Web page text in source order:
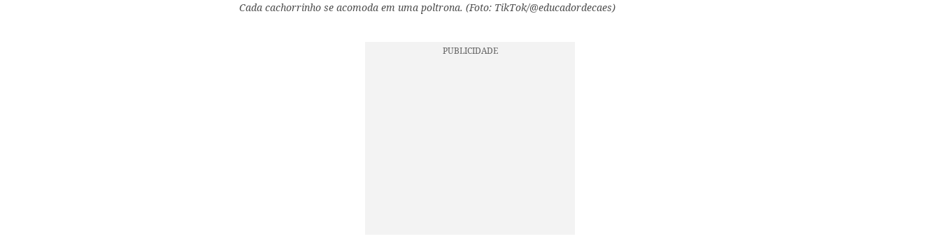
Cada cachorrinho se acomoda em uma poltrona. (Foto: TikTok/@educadordecaes)